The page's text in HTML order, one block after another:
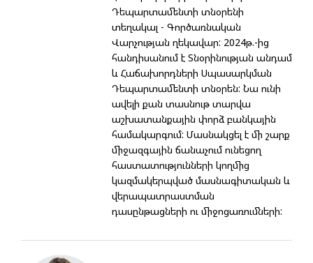
Դեպարտամենտի տնօրենի
տեղակալ - Գործառնական
Վարչության ղեկավար: 2024թ.-ից
հանդիսանում է Տնօրինության անդամ
և Հաճախորդների Սպասարկման
Դեպարտամենտի տնօրեն: Նա ունի
ավելի քան տասնութ տարվա
աշխատանքային փորձ բանկային
համակարգում: Մասնակցել է մի շարք
միջազգային ճանաչում ունեցող
հաստատությունների կողմից
կազմակերպված մասնագիտական և
վերապատրաստման
դասընթացների ու միջոցառումների: